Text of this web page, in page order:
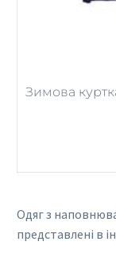
Зимова
Одяг з
представлені в